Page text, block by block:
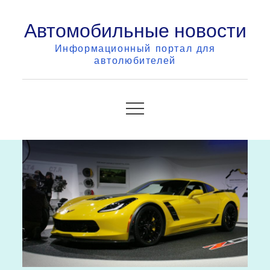
contentАвтомобильные новости
Информационный портал для
автолюбителей